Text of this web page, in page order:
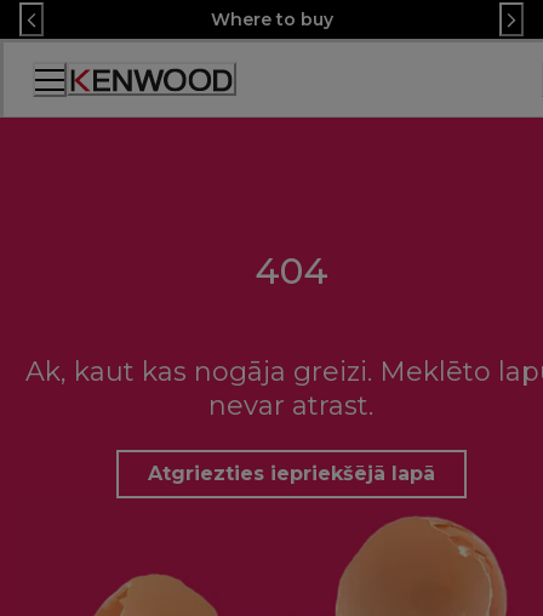
Skip
to
Content
Where to buy
Accessibility
Statement
404
Ak, kaut kas nogāja greizi. Meklēto
nevar atrast.
Atgriezties iepriekšējā lapā